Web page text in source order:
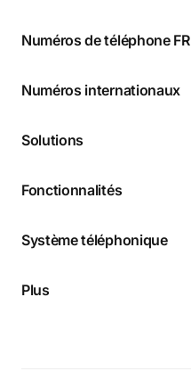
Numéros de téléphone FR
Numéros internationaux
Solutions
Fonctionnalités
Système téléphonique
Plus